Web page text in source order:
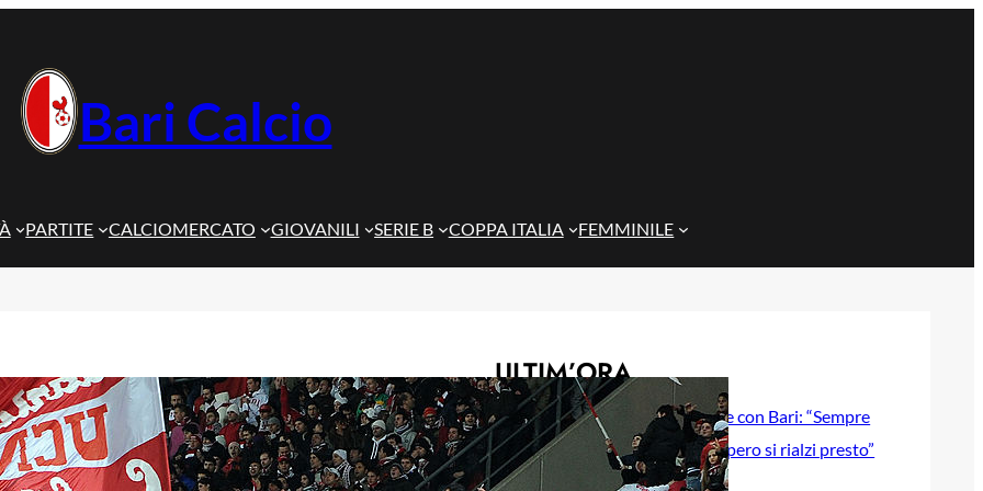
Bari Calcio
PARTITE CALCIOMERCATO GIOVANILI SERIE B COPPA ITALIA FEMMINILE
ULTIM’ORA
Gazzi e il legame con Bari: “Sempre
nel mio cuore, spero si rialzi presto”
29 Maggio 2026